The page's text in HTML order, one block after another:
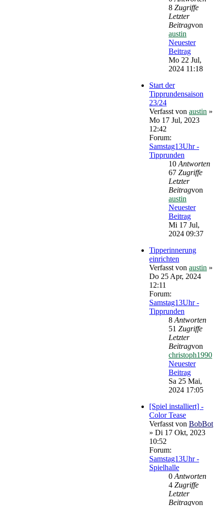
8 Zugriffe
Letzter
Beitragvon
austin
Neuester
Beitrag
Mo 22 Jul,
2024 11:18
Start der
Tipprundensaison
23/24
Verfasst von austin »
Mo 17 Jul, 2023
12:42
Forum:
Samstag13Uhr -
Tipprunden
10 Antworten
67 Zugriffe
Letzter
Beitragvon
austin
Neuester
Beitrag
Mi 17 Jul,
2024 09:37
Tipperinnerung
einrichten
Verfasst von austin »
Do 25 Apr, 2024
12:11
Forum:
Samstag13Uhr -
Tipprunden
8 Antworten
51 Zugriffe
Letzter
Beitragvon
christoph1990
Neuester
Beitrag
Sa 25 Mai,
2024 17:05
[Spiel installiert] -
Color Tease
Verfasst von BobBot
» Di 17 Okt, 2023
10:52
Forum:
Samstag13Uhr -
Spielhalle
0 Antworten
4 Zugriffe
Letzter
Beitragvon